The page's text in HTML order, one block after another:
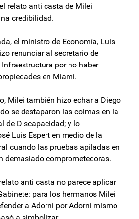
relato anti casta de Milei
credibilidad.
el ministro de Economía, Luis
renunciar al secretario de
por no haber
en Miami.
Milei también hizo echar a Diego
se destaparon las coimas en la
de Discapacidad; y lo
Luis Espert en medio de la
cuando las pruebas apiladas en
demasiado comprometedoras.
anti casta no parece aplicar
para los hermanos Milei
a Adorni por Adorni mismo